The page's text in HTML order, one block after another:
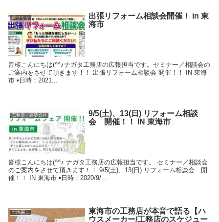
家づくり
出張リフォーム相談会開催！ in 東
海市
皆様こんにちは(^^♪ナガタ工務店の広報担当です。セミナー／相談会の
ご案内をさせて頂きます！！ 出張リフォーム相談会 開催！！ IN 東海
市 ▪日時：2021...
工務店／建築会社
9/5(土)、13(日) リフォーム相談
会 開催！！ IN 東海市
皆様こんにちは(^^♪ ナガタ工務店の広報担当です。 セミナー／相談会
のご案内をさせて頂きます！！ 9/5(土)、13(日) リフォーム相談会 開
催！！ IN 東海市 ▪日時：2020/9/...
土地探し
東海市の工務店が本音で語る【ハ
ウスメーカー/工務店のスケジュー